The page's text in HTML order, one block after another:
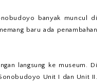
banyak muncul di
baru ada penambahan
langsung ke museum. Di
Unit I dan Unit II.